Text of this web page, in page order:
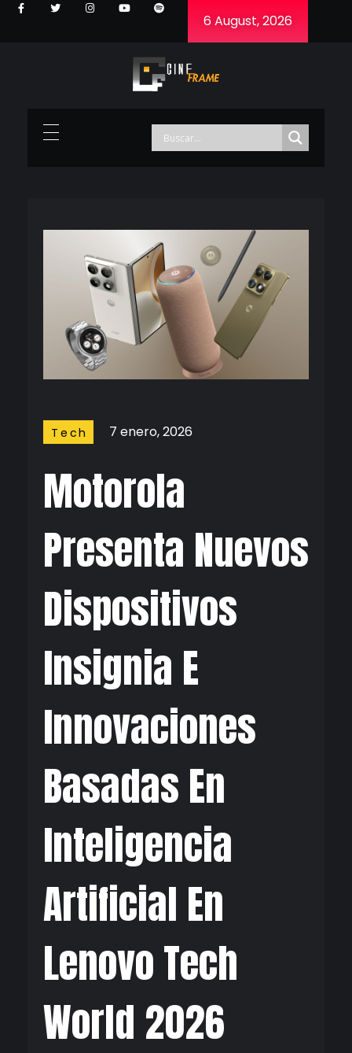
6 August, 2026
Motorola
Presenta Nuevos
Dispositivos
Insignia E
Innovaciones
Basadas En
Inteligencia
Artificial En
Lenovo Tech
World 2026
7 enero, 2026
Tech